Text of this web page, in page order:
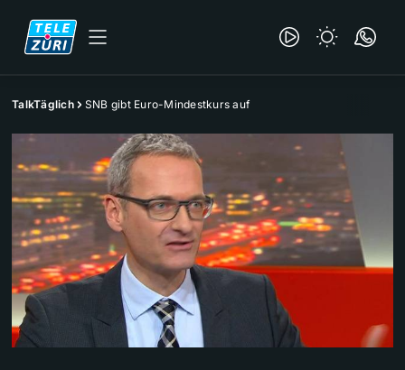
TalkTäglich SNB gibt Euro-Mindestkurs auf